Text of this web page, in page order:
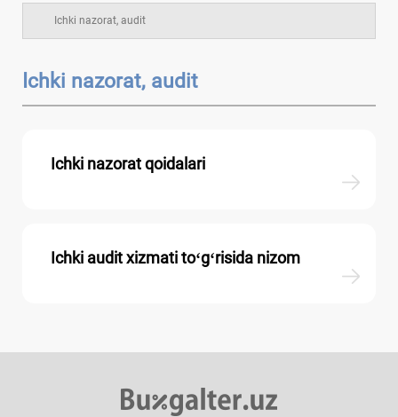
Ichki nazorat, audit
Ichki nazorat, audit
Ichki nazorat qoidalari
Ichki audit хizmati toʻgʻrisida nizom